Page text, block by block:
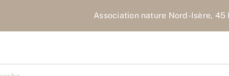
Association nature Nord-Isère,